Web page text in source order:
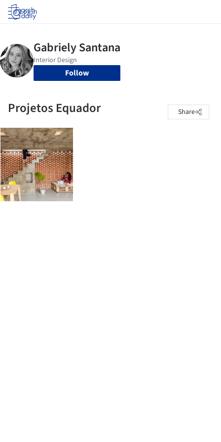
Log in
Follow
Projetos Equador Share